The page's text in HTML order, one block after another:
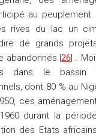
au
rives du lac un
de grands
abandonnés |26| .
dans le bassin
dont 80 % au
ces
durant la
des Etats